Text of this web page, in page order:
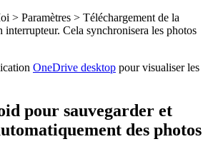
> Paramètres > Téléchargement de la
interrupteur. Cela synchronisera les photos
OneDrive desktop pour visualiser les
pour sauvegarder et
des photos